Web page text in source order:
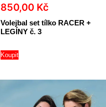
850,00 Kč
Volejbal set tílko RACER +
LEGÍNY č. 3
Koupit